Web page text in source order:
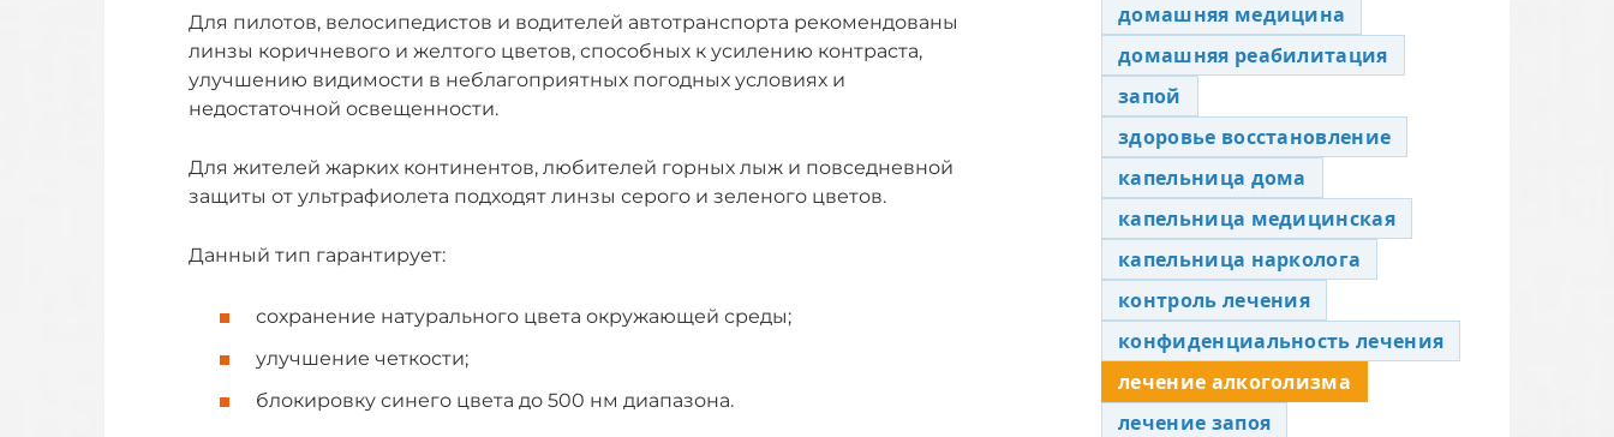
Для пилотов, велосипедистов и водителей автотранспорта рекомендованы
линзы коричневого и желтого цветов, способных к усилению контраста,
улучшению видимости в неблагоприятных погодных условиях и
недостаточной освещенности.
Для жителей жарких континентов, любителей горных лыж и повседневной
защиты от ультрафиолета подходят линзы серого и зеленого цветов.
Данный тип гарантирует:
сохранение натурального цвета окружающей среды;
улучшение четкости;
блокировку синего цвета до 500 нм диапазона.
домашняя медицина
домашняя реабилитация
запой
здоровье восстановление
капельница дома
капельница медицинская
капельница нарколога
контроль лечения
конфиденциальность лечения
лечение алкоголизма
лечение запоя